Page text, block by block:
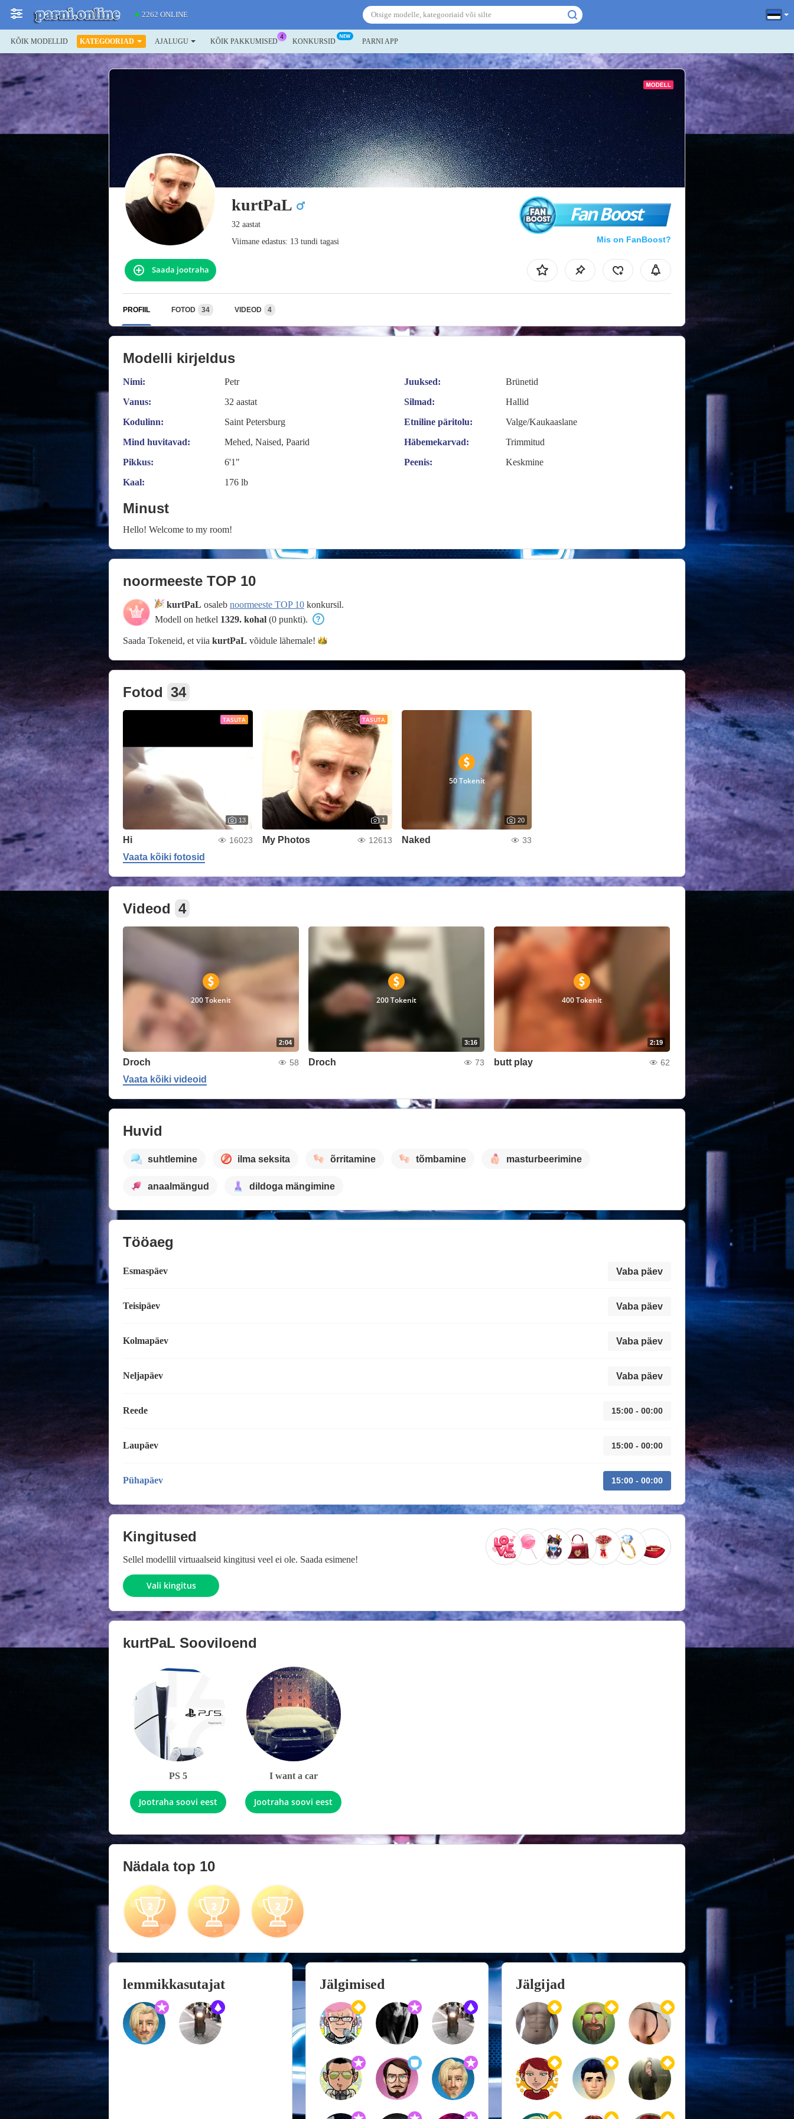
2262 ONLINE
KÕIK MODELLID KATEGOORIAD AJALUGU KÕIK PAKKUMISED KONKURSID PARNI APP
kurtPaL
32 aastat
Viimane edastus: 13 tundi tagasi
Fan Boost
Mis on FanBoost?
Saada jootraha
PROFIIL FOTOD 34 VIDEOD 4
Modelli kirjeldus
Nimi:
Petr
Vanus:
32 aastat
Kodulinn:
Saint Petersburg
Mind huvitavad:
Mehed, Naised, Paarid
Pikkus:
6'1"
Kaal:
176 lb
Juuksed:
Brünetid
Silmad:
Hallid
Etniline päritolu:
Valge/Kaukaaslane
Häbemekarvad:
Trimmitud
Peenis:
Keskmine
Minust
Hello! Welcome to my room!
noormeeste TOP 10
kurtPaL osaleb noormeeste TOP 10 konkursil.
Modell on hetkel 1329. kohal (0 punkti).
Saada Tokeneid, et viia kurtPaL võidule lähemale!
Fotod 34
TASUTA
13
Hi 16023
TASUTA
1
My Photos 12613
50 Tokenit
20
Naked 33
Vaata kõiki fotosid
Videod 4
2:04
200 Tokenit
Droch 58
3:16
200 Tokenit
Droch 73
2:19
400 Tokenit
butt play 62
Vaata kõiki videoid
Huvid
suhtlemine ilma seksita õrritamine tõmbamine masturbeerimine
anaalmängud dildoga mängimine
Tööaeg
Esmaspäev Vaba päev
Teisipäev Vaba päev
Kolmapäev Vaba päev
Neljapäev Vaba päev
Reede 15:00 - 00:00
Laupäev 15:00 - 00:00
Pühapäev 15:00 - 00:00
Kingitused
Sellel modellil virtuaalseid kingitusi veel ei ole. Saada esimene!
Vali kingitus
kurtPaL Sooviloend
PS 5
Jootraha soovi eest
I want a car
Jootraha soovi eest
Nädala top 10
lemmikkasutajat Jälgimised Jälgijad